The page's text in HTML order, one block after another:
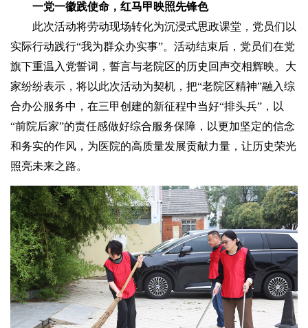
一党一徽践使命，红马甲映照先锋色
此次活动将劳动现场转化为沉浸式思政课堂，党员们以
实际行动践行“我为群众办实事”。活动结束后，党员们在党
旗下重温入党誓词，誓言与老院区的历史回声交相辉映。大
家纷纷表示，将以此次活动为契机，把“老院区精神”融入综
合办公服务中，在三甲创建的新征程中当好“排头兵”，以
“前院后家”的责任感做好综合服务保障，以更加坚定的信念
和务实的作风，为医院的高质量发展贡献力量，让历史荣光
照亮未来之路。